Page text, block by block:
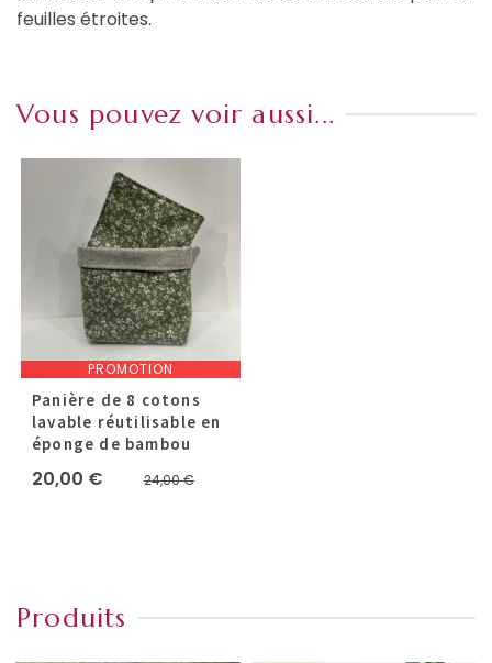
feuilles étroites.
Vous pouvez voir aussi...
PROMOTION
Panière de 8 cotons
lavable réutilisable en
éponge de bambou
24,00€Le
20,00 €
Le
Produits